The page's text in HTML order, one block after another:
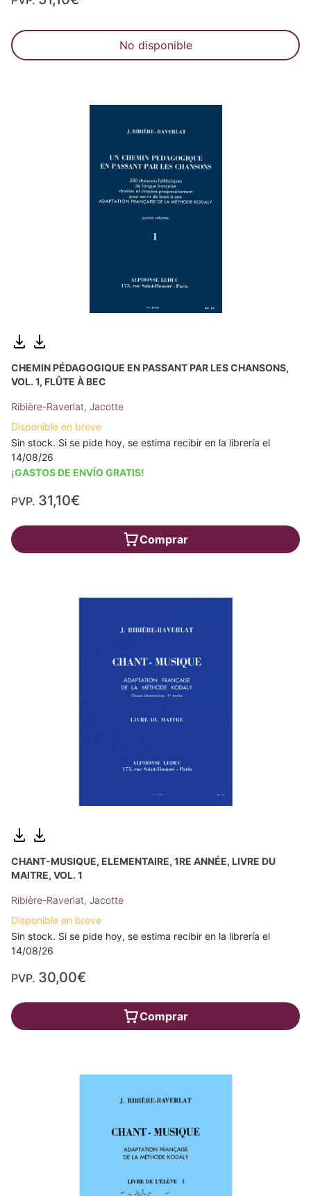
No disponible
CHEMIN PÉDAGOGIQUE EN PASSANT PAR LES CHANSONS,
VOL. 1, FLÛTE À BEC
Ribière-Raverlat, Jacotte
Disponible en breve
Sin stock. Si se pide hoy, se estima recibir en la librería el
14/08/26
¡GASTOS DE ENVÍO GRATIS!
PVP. 31,10€
Comprar
CHANT-MUSIQUE, ELEMENTAIRE, 1RE ANNÉE, LIVRE DU
MAITRE, VOL. 1
Ribière-Raverlat, Jacotte
Disponible en breve
Sin stock. Si se pide hoy, se estima recibir en la librería el
14/08/26
PVP. 30,00€
Comprar